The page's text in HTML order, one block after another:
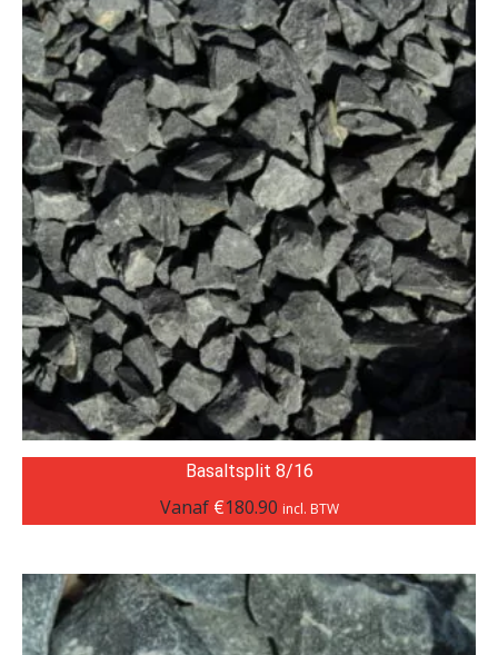
Basaltsplit 8/16
Vanaf €180.90 incl. BTW